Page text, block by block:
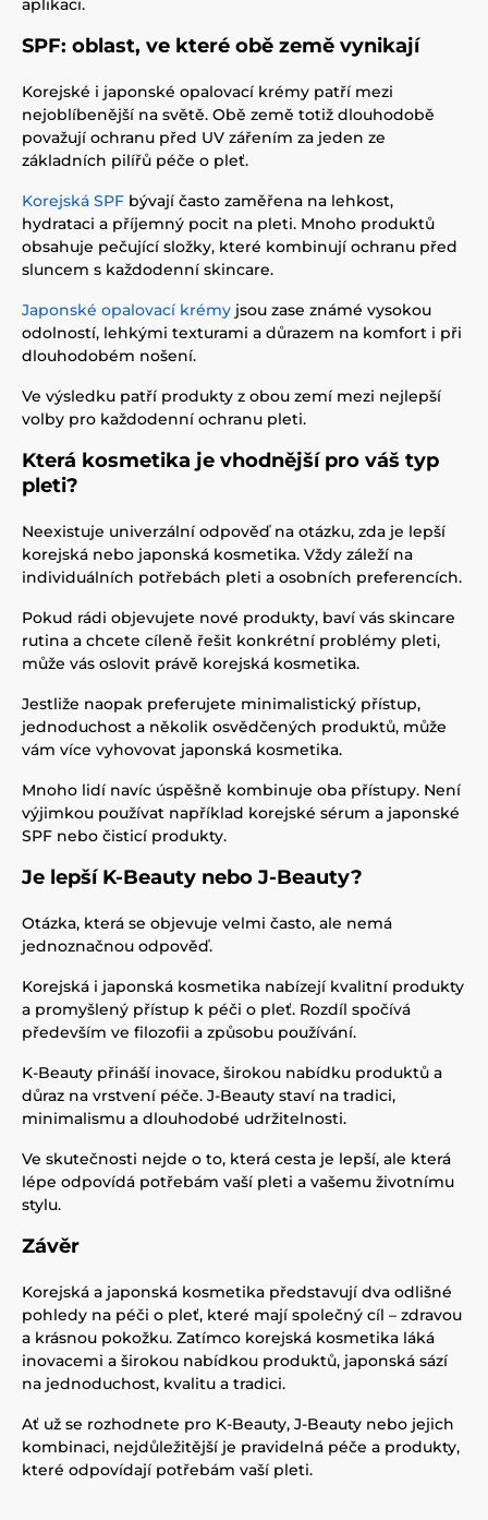
aplikaci.
SPF: oblast, ve které obě země vynikají
Korejské i japonské opalovací krémy patří mezi
nejoblíbenější na světě. Obě země totiž dlouhodobě
považují ochranu před UV zářením za jeden ze
základních pilířů péče o pleť.
Korejská SPF bývají často zaměřena na lehkost,
hydrataci a příjemný pocit na pleti. Mnoho produktů
obsahuje pečující složky, které kombinují ochranu před
sluncem s každodenní skincare.
Japonské opalovací krémy jsou zase známé vysokou
odolností, lehkými texturami a důrazem na komfort i při
dlouhodobém nošení.
Ve výsledku patří produkty z obou zemí mezi nejlepší
volby pro každodenní ochranu pleti.
Která kosmetika je vhodnější pro váš typ
pleti?
Neexistuje univerzální odpověď na otázku, zda je lepší
korejská nebo japonská kosmetika. Vždy záleží na
individuálních potřebách pleti a osobních preferencích.
Pokud rádi objevujete nové produkty, baví vás skincare
rutina a chcete cíleně řešit konkrétní problémy pleti,
může vás oslovit právě korejská kosmetika.
Jestliže naopak preferujete minimalistický přístup,
jednoduchost a několik osvědčených produktů, může
vám více vyhovovat japonská kosmetika.
Mnoho lidí navíc úspěšně kombinuje oba přístupy. Není
výjimkou používat například korejské sérum a japonské
SPF nebo čisticí produkty.
Je lepší K-Beauty nebo J-Beauty?
Otázka, která se objevuje velmi často, ale nemá
jednoznačnou odpověď.
Korejská i japonská kosmetika nabízejí kvalitní produkty
a promyšlený přístup k péči o pleť. Rozdíl spočívá
především ve filozofii a způsobu používání.
K-Beauty přináší inovace, širokou nabídku produktů a
důraz na vrstvení péče. J-Beauty staví na tradici,
minimalismu a dlouhodobé udržitelnosti.
Ve skutečnosti nejde o to, která cesta je lepší, ale která
lépe odpovídá potřebám vaší pleti a vašemu životnímu
stylu.
Závěr
Korejská a japonská kosmetika představují dva odlišné
pohledy na péči o pleť, které mají společný cíl – zdravou
a krásnou pokožku. Zatímco korejská kosmetika láká
inovacemi a širokou nabídkou produktů, japonská sází
na jednoduchost, kvalitu a tradici.
Ať už se rozhodnete pro K-Beauty, J-Beauty nebo jejich
kombinaci, nejdůležitější je pravidelná péče a produkty,
které odpovídají potřebám vaší pleti.